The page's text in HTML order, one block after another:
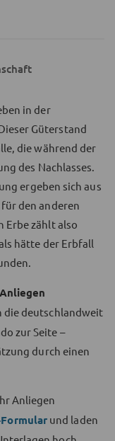
in der
Güterstand
die während der
des Nachlasses.
ergeben sich aus
den anderen
Erbe zählt also
hätte der Erbfall
die deutschlandweit
zur Seite –
durch einen
Anliegen
und laden